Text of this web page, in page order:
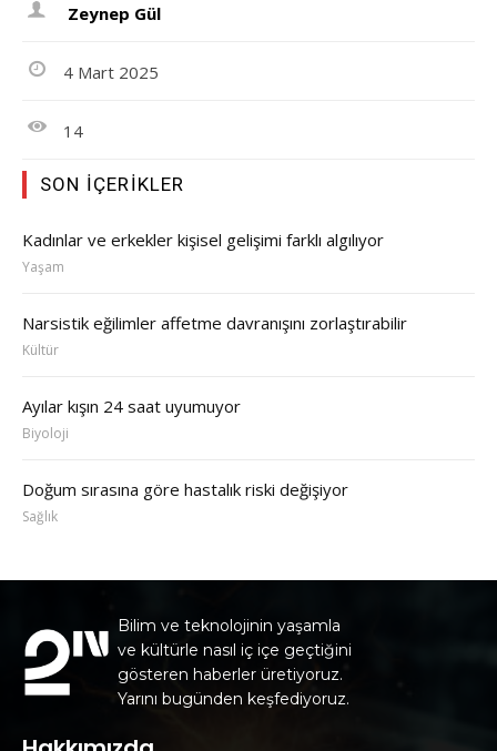
Zeynep Gül
4 Mart 2025
14
SON İÇERIKLER
Kadınlar ve erkekler kişisel gelişimi farklı algılıyor
Yaşam
Narsistik eğilimler affetme davranışını zorlaştırabilir
Kültür
Ayılar kışın 24 saat uyumuyor
Biyoloji
Doğum sırasına göre hastalık riski değişiyor
Sağlık
Bilim ve teknolojinin yaşamla
ve kültürle nasıl iç içe geçtiğini
gösteren haberler üretiyoruz.
Yarını bugünden keşfediyoruz.